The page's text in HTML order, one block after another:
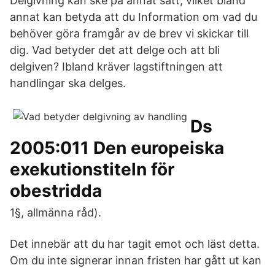
annat kan betyda att du Information om vad du
behöver göra framgår av de brev vi skickar till
dig. Vad betyder det att delge och att bli
delgiven? Ibland kräver lagstiftningen att
handlingar ska delges.
Ds
2005:011 Den europeiska
exekutionstiteln för
obestridda
1§, allmänna råd).
Det innebär att du har tagit emot och läst detta.
Om du inte signerar innan fristen har gått ut kan